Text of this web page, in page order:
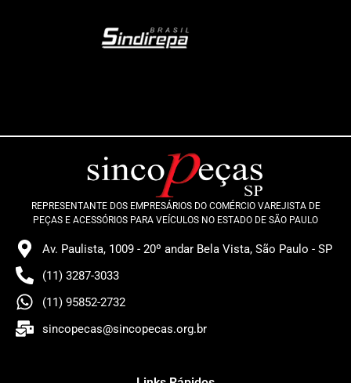
REPRESENTANTE DOS EMPRESÁRIOS DO COMÉRCIO VAREJISTA DE
PEÇAS E ACESSÓRIOS PARA VEÍCULOS NO ESTADO DE SÃO PAULO
Av. Paulista, 1009 - 20º andar Bela Vista, São Paulo - SP
(11) 3287-3033
(11) 95852-2732
sincopecas@sincopecas.org.br